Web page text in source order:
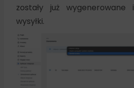
zostały już
wysyłki.